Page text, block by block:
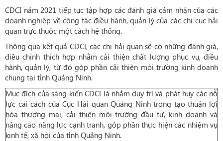
CDCI năm 2021 tiếp tục tập hợp các đánh giá cảm nhận của các
doanh nghiệp về công tác điều hành, quản lý của các chi cục hải
quan trực thuộc một cách hệ thống.
Thông qua kết quả CDCI, các chi hải quan sẽ có những đánh giá,
điều chỉnh thích hợp nhằm cải thiện chất lượng phục vụ, điều
hành, quản lý, từ đó góp phần cải thiện môi trường kinh doanh
chung tại tỉnh Quảng Ninh.
Mục đích của sáng kiến CDCI là nhằm duy trì và phát huy các nỗ
lực cải cách của Cục Hải quan Quảng Ninh trong tạo thuận lợi
hóa thương mại, cải thiện môi trường đầu tư, kinh doanh và
nâng cao năng lực cạnh tranh, góp phần thực hiện các nhiệm vụ
kinh tế, xã hội của tỉnh Quảng Ninh.